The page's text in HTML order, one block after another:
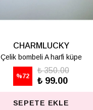
CHARMLUCKY
Çelik bombeli K harfi küpe
%72
₺ 350.00
₺ 99.00
SEPETE EKLE